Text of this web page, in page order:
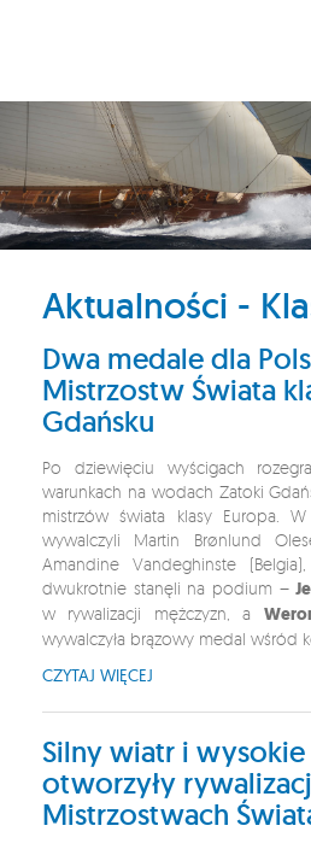
Aktualności -
Dwa medale dla
Mistrzostw Świata
Gdańsku
Po dziewięciu wyścigach
warunkach na wodach Zatoki
mistrzów świata klasy Europa.
wywalczyli Martin Brønlund
Amandine Vandeghinste
dwukrotnie stanęli na podium –
w rywalizacji mężczyzn, a
wywalczyła brązowy medal wśród
CZYTAJ WIĘCEJ
Silny wiatr i wysokie
otworzyły
Mistrzostwach